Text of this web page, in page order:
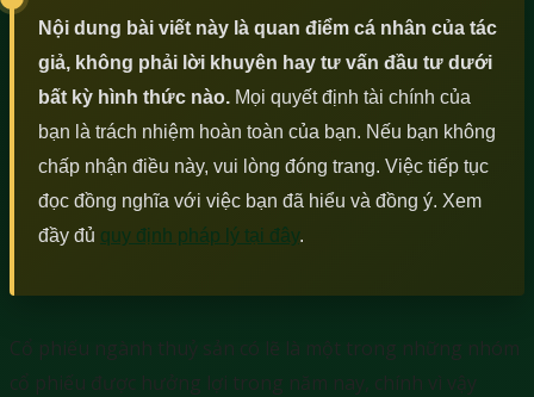
Nội dung bài viết này là quan điểm cá nhân của tác
giả, không phải lời khuyên hay tư vấn đầu tư dưới
bất kỳ hình thức nào. Mọi quyết định tài chính của
bạn là trách nhiệm hoàn toàn của bạn. Nếu bạn không
chấp nhận điều này, vui lòng đóng trang. Việc tiếp tục
đọc đồng nghĩa với việc bạn đã hiểu và đồng ý. Xem
đầy đủ quy định pháp lý tại đây.
Cổ phiếu ngành thuỷ sản có lẽ là một trong những nhóm
cổ phiếu được hưởng lợi trong năm nay, chính vì vậy